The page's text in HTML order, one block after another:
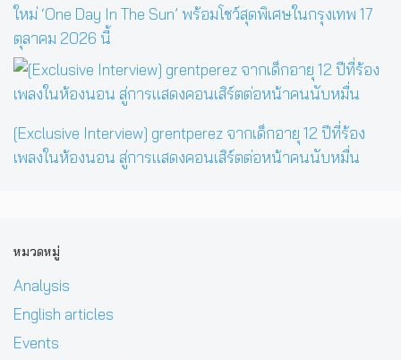
ใหม่ ‘One Day In The Sun’ พร้อมโชว์สุดพิเศษในกรุงเทพ 17
ตุลาคม 2026 นี้
[Exclusive Interview] grentperez จากเด็กอายุ 12 ปีที่ร้อง
เพลงในห้องนอน สู่การแสดงคอนเสิร์ตต่อหน้าคนนับหมื่น
หมวดหมู่
Analysis
English articles
Events